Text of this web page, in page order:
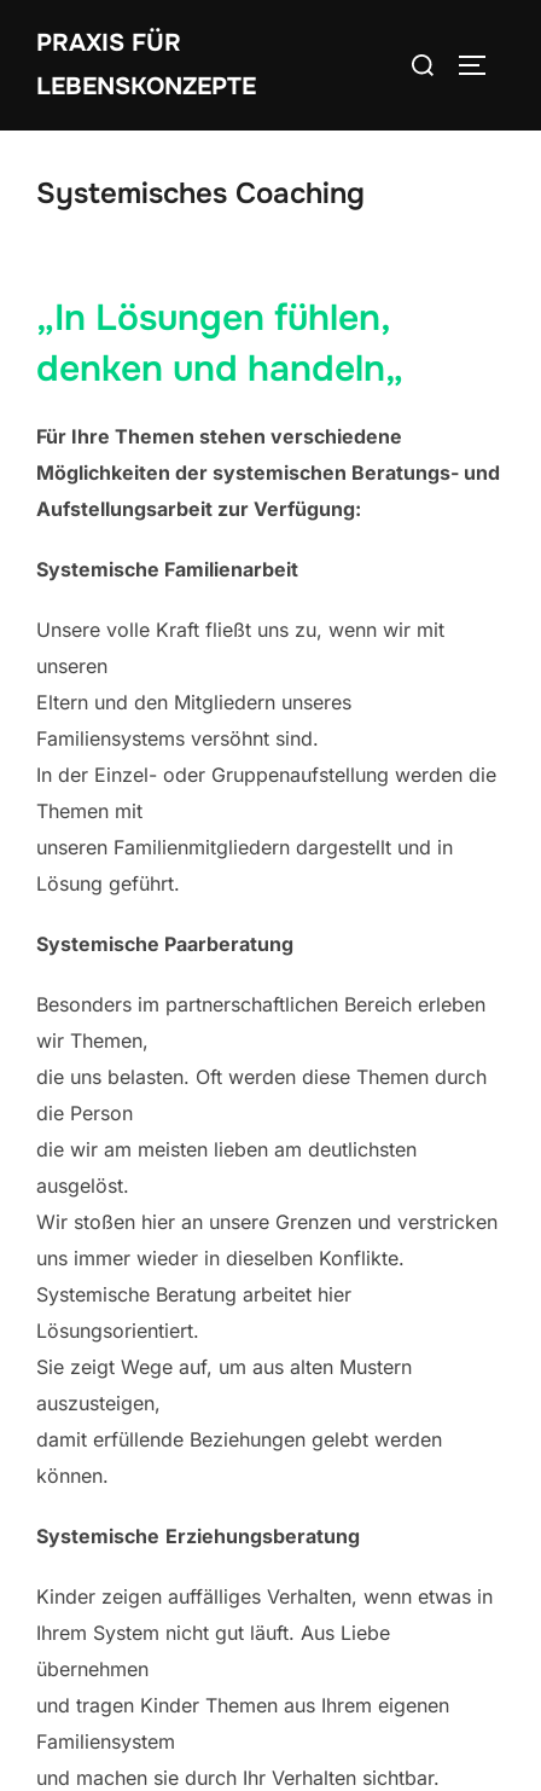
Inhalt
springen
PRAXIS FÜR
LEBENSKONZEPTE
Suchen
Systemisches Coaching
„In Lösungen fühlen,
denken und handeln„
Für Ihre Themen stehen verschiedene
Möglichkeiten der systemischen Beratungs- und
Aufstellungsarbeit zur Verfügung:
Systemische Familienarbeit
Unsere volle Kraft fließt uns zu, wenn wir mit
unseren
Eltern und den Mitgliedern unseres
Familiensystems versöhnt sind.
In der Einzel- oder Gruppenaufstellung werden die
Themen mit
unseren Familienmitgliedern dargestellt und in
Lösung geführt.
Systemische Paarberatung
Besonders im partnerschaftlichen Bereich erleben
wir Themen,
die uns belasten. Oft werden diese Themen durch
die Person
die wir am meisten lieben am deutlichsten
ausgelöst.
Wir stoßen hier an unsere Grenzen und verstricken
uns immer wieder in dieselben Konflikte.
Systemische Beratung arbeitet hier
Lösungsorientiert.
Sie zeigt Wege auf, um aus alten Mustern
auszusteigen,
damit erfüllende Beziehungen gelebt werden
können.
Systemische Erziehungsberatung
Kinder zeigen auffälliges Verhalten, wenn etwas in
Ihrem System nicht gut läuft. Aus Liebe
übernehmen
und tragen Kinder Themen aus Ihrem eigenen
Familiensystem
und machen sie durch Ihr Verhalten sichtbar.